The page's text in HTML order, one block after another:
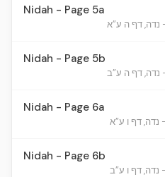
Nidah - Page 5a
Nidah - Page 5b
Nidah - Page 6a
Nidah - Page 6b